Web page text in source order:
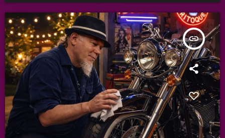
insert_link